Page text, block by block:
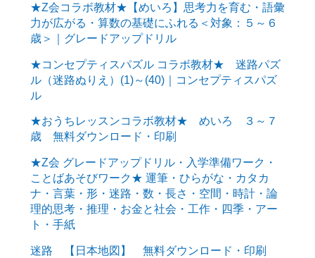
★Z会コラボ教材★【めいろ】思考力を育む・語彙
力が広がる・算数の基礎にふれる＜対象：５～６
歳＞｜グレードアップドリル
★コンセプティスパズル コラボ教材★ 迷路パズ
ル（迷路ぬりえ）(1)～(40)｜コンセプティスパズ
ル
★おうちレッスンコラボ教材★ めいろ ３～７
歳 無料ダウンロード・印刷
★Z会 グレードアップドリル・入学準備ワーク・
ことばあそびワーク★ 運筆・ひらがな・カタカ
ナ・言葉・形・迷路・数・長さ・空間・時計・論
理的思考・推理・お金と社会・工作・四季・アー
ト・手紙
迷路 【日本地図】 無料ダウンロード・印刷